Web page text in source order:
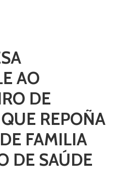
AO
DE
REPOÑA
FAMILIA
DE SAÚDE